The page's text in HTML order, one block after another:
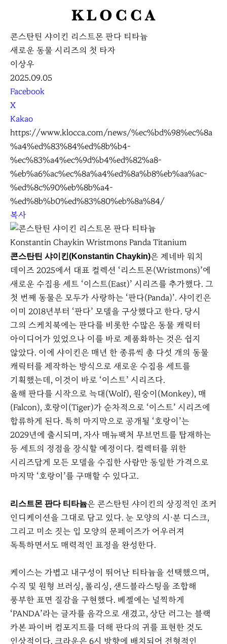
K
O
C
콘스탄틴 샤이킨 리스트몬 판다 티타늄
새로운 동물 시리즈의 첫 타자
이상우
2025.09.05
S
N
S
S
h
a
r
e
Facebook
X
Kakao
https://www.klocca.com/news/%ec%bd%98%ec%8a
%a4%ed%83%84%ed%8b%b4-
%ec%83%a4%ec%9d%b4%ed%82%a8-
%eb%a6%ac%ec%8a%a4%ed%8a%b8%eb%aa%ac-
%ed%8c%90%eb%8b%a4-
%ed%8b%b0%ed%83%80%eb%8a%84/
복사
Konstantin Chaykin Wristmons Panda Titanium
콘스탄틴 샤이킨(Konstantin Chaykin)은 제네바 워치
데이즈 2025에서 대표 컬렉션 ‘리스트몬(Wristmons)’에
새로운 수집용 세트 ‘이스트(East)’ 시리즈를 추가했다. 그
첫 번째 동물은 모두가 사랑하는 ‘판다(Panda)’. 샤이킨은
이미 2018년부터 ‘판다’ 모델을 구상했다고 한다. 당시
그의 스케치북에는 판다를 비롯한 수많은 동물 캐릭터
아이디어가 있었으나 이를 바로 제품화하는 것은 쉽지
않았다. 이에 샤이킨은 매년 한 종류씩 총 다섯 개의 동물
캐릭터를 제작하는 방식으로 새로운 수집용 세트를
기획했는데, 이것이 바로 ‘이스트’ 시리즈다.
올해 판다를 시작으로 늑대(Wolf), 원숭이(Monkey), 매
(Falcon), 호랑이(Tiger)가 순차적으로 ‘이스트’ 시리즈에
합류하게 된다. 특히 마지막으로 공개될 ‘호랑이’는
2029년에 출시되며, 자사 매뉴팩처 무브먼트를 탑재하는
등 세트의 정점을 장식할 예정이다. 컬렉터를 위한
시리즈답게 모든 모델을 수집한 사람만 동일한 가격으로
마지막 ‘호랑이’를 구매할 수 있다고.
리스트몬 판다 티타늄은 콘스탄틴 샤이킨의 상징적인 조커
인디케이션을 그대로 담고 있다. 눈 모양의 시·분 디스크,
그리고 미소 짓는 입 모양의 문페이즈가 어우러져
독특하면서도 매력적인 표정을 완성한다.
케이스는 가볍고 내구성이 뛰어난 티타늄을 선택했으며,
수직 및 원형 브러싱, 폴리싱, 샌드블라스팅을 조합해
풍부한 표면 질감을 구현했다. 베젤에는 널찍하게
‘PANDA’라는 글자를 음각으로 새겼고, 상단 러그는 블랙
카본 파이버 컴포지트를 더해 판다의 귀를 표현한 것도
인상적이다. 크라운은 6시 방향에 배치되어 전형적인